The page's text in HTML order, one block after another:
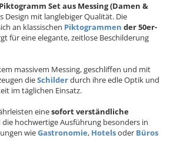
Set aus Messing (Damen &
Design mit langlebiger Qualität. Die
an klassischen Piktogrammen der 50er-
für eine elegante, zeitlose Beschilderung
massivem Messing, geschliffen und mit
dieSchilderdurch ihre edle Optik und
im täglichen Einsatz.
einesofort verständliche
die hochwertige Ausführung besonders in
wieGastronomie, Hotelsoder Büros